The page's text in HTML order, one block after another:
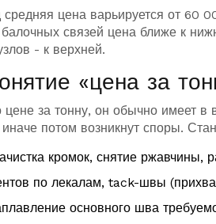
цена варьируется от 60
связей цена ближе к
- к верхней.
«цена за
цене за тонну, он обычно имеет
потом возникнут споры.
кромок, снятие ржавчины,
по лекалам, tack-швы
основного шва